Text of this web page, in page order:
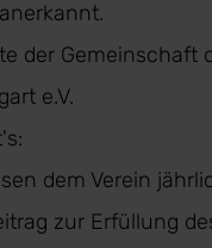
der Gemeinschaft
e.V.
dem Verein
zur Erfüllung